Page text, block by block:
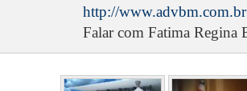
http://www.advbm.com.br
Falar com Fatima Regina